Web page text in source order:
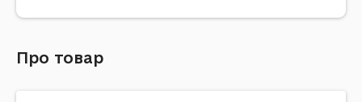
Про товар